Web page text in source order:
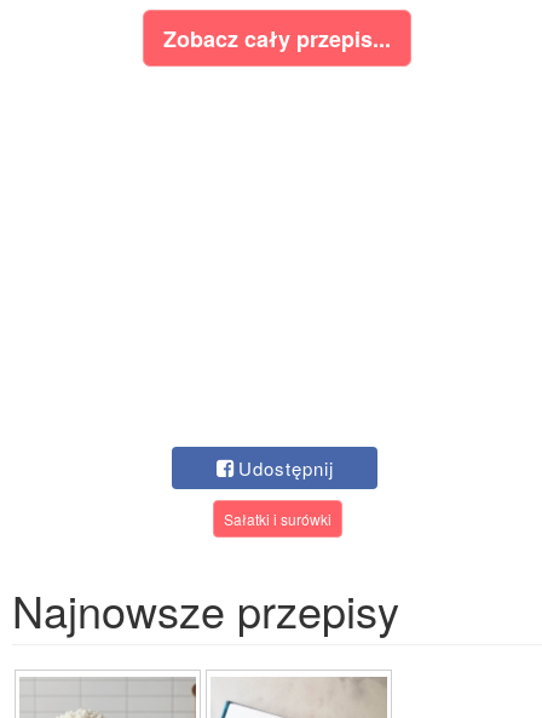
Zobacz cały przepis...
Udostępnij
Sałatki i surówki
Najnowsze przepisy